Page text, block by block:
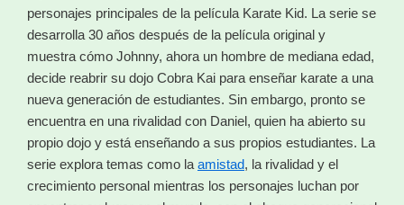
personajes principales de la película Karate Kid. La serie se
desarrolla 30 años después de la película original y
muestra cómo Johnny, ahora un hombre de mediana edad,
decide reabrir su dojo Cobra Kai para enseñar karate a una
nueva generación de estudiantes. Sin embargo, pronto se
encuentra en una rivalidad con Daniel, quien ha abierto su
propio dojo y está enseñando a sus propios estudiantes. La
serie explora temas como la amistad, la rivalidad y el
crecimiento personal mientras los personajes luchan por